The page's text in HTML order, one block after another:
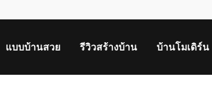
แบบบ้านสวย รีวิวสร้างบ้าน บ้านโมเดิร์น